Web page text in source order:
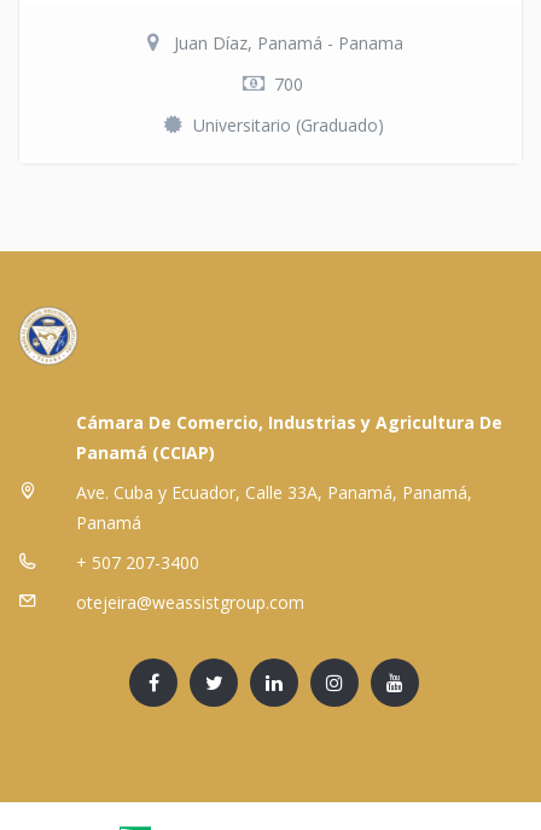
Juan Díaz, Panamá - Panama
700
Universitario (Graduado)
Cámara De Comercio, Industrias y Agricultura De
Panamá (CCIAP)
Ave. Cuba y Ecuador, Calle 33A, Panamá, Panamá,
Panamá
+ 507 207-3400
otejeira@weassistgroup.com